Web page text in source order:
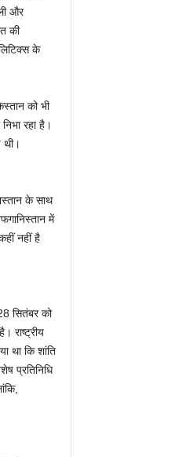
और
की
के
को भी
रहा है।
थी।
के साथ
में
नहीं है
सितंबर को
राष्ट्रीय
था कि शांति
प्रतिनिधि